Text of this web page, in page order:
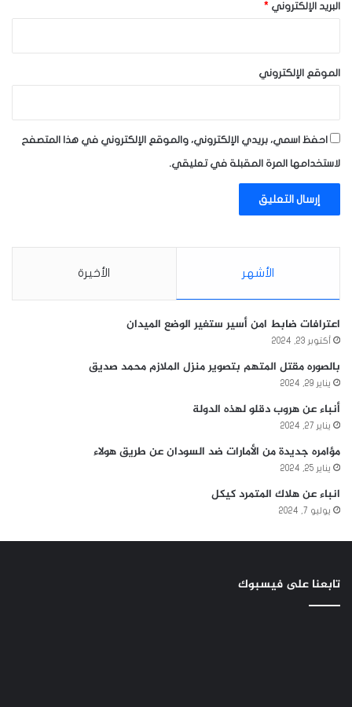
البريد الإلكتروني *
الموقع الإلكتروني
احفظ اسمي، بريدي الإلكتروني، والموقع الإلكتروني في هذا المتصفح
لاستخدامها المرة المقبلة في تعليقي.
الأشهر الأخيرة
اعترافات ضابط امن أسير ستغير الوضع الميدان
أكتوبر 23, 2024
بالصوره مقتل المتهم بتصوير منزل الملازم محمد صديق
يناير 29, 2024
أنباء عن هروب دقلو لهذه الدولة
يناير 27, 2024
مؤامره جديدة من الأمارات ضد السودان عن طريق هولاء
يناير 25, 2024
انباء عن هلاك المتمرد كيكل
يوليو 7, 2024
تابعنا على فيسبوك